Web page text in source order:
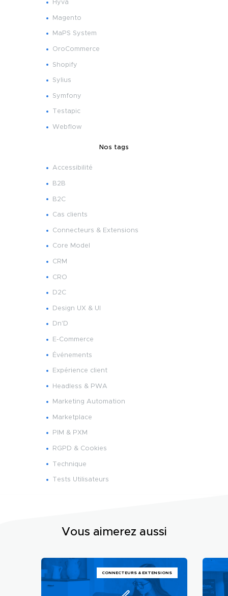
Hyvä
Magento
MaPS System
OroCommerce
Shopify
Sylius
Symfony
Testapic
Webflow
Nos tags
Accessibilité
B2B
B2C
Cas clients
Connecteurs & Extensions
Core Model
CRM
CRO
D2C
Design UX & UI
Dn'D
E-Commerce
Événements
Expérience client
Headless & PWA
Marketing Automation
Marketplace
PIM & PXM
RGPD & Cookies
Technique
Tests Utilisateurs
Vous aimerez aussi
CONNECTEURS & EXTENSIONS